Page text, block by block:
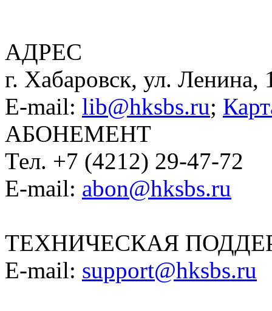
АДРЕС
г. Хабаровск, ул. Ленина,
E-mail: lib@hksbs.ru;
АБОНЕМЕНТ
Тел. +7 (4212) 29-47-72
E-mail: abon@hksbs.ru
ТЕХНИЧЕСКАЯ
E-mail: support@hksbs.ru